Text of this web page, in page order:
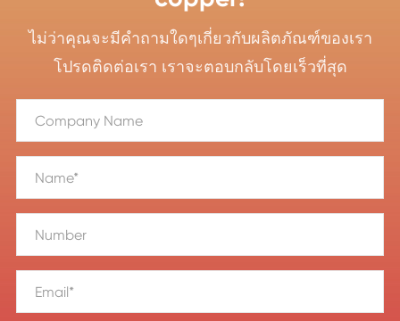
ไม่ว่าคุณจะมีคำถามใดๆเกี่ยวกับผลิตภัณฑ์ของเรา
โปรดติดต่อเรา เราจะตอบกลับโดยเร็วที่สุด